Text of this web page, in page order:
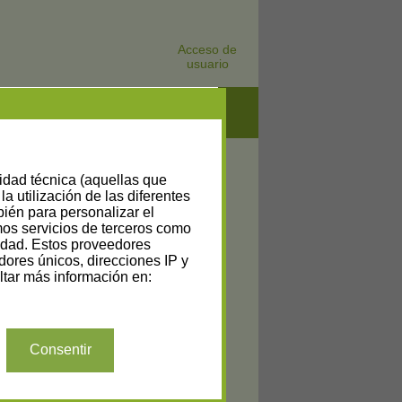
Acceso de
usuario
técnica (aquellas que
utilización de las diferentes
para personalizar el
servicios de terceros como
Estos proveedores
únicos, direcciones IP y
más información en:
Consentir